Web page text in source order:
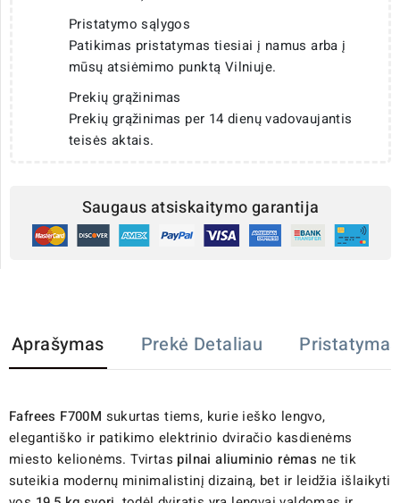
Pristatymo sąlygos
Patikimas pristatymas tiesiai į namus arba į
mūsų atsiėmimo punktą Vilniuje.
Prekių grąžinimas
Prekių grąžinimas per 14 dienų vadovaujantis
teisės aktais.
Saugaus atsiskaitymo garantija
Aprašymas Prekė Detaliau Pristatymas
Fafrees F700M sukurtas tiems, kurie ieško lengvo,
elegantiško ir patikimo elektrinio dviračio kasdienėms
miesto kelionėms. Tvirtas pilnai aliuminio rėmas ne tik
suteikia modernų minimalistinį dizainą, bet ir leidžia išlaikyti